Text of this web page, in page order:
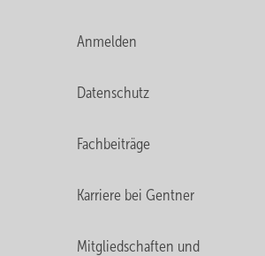
Anmelden
Datenschutz
Fachbeiträge
Karriere bei Gentner
Mitgliedschaften und